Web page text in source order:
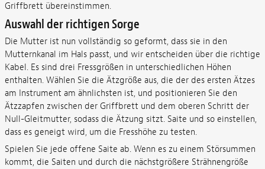
Griffbrett übereinstimmen.
Auswahl der richtigen Sorge
Die Mutter ist nun vollständig so geformt, dass sie in den
Mutternkanal im Hals passt, und wir entscheiden über die richtige
Kabel. Es sind drei Fressgrößen in unterschiedlichen Höhen
enthalten. Wählen Sie die Ätzgröße aus, die der des ersten Ätzes
am Instrument am ähnlichsten ist, und positionieren Sie den
Ätzzapfen zwischen der Griffbrett und dem oberen Schritt der
Null-Gleitmutter, sodass die Ätzung sitzt. Saite und so einstellen,
dass es geneigt wird, um die Fresshöhe zu testen.
Spielen Sie jede offene Saite ab. Wenn es zu einem Störsummen
kommt, die Saiten und durch die nächstgrößere Strähnengröße